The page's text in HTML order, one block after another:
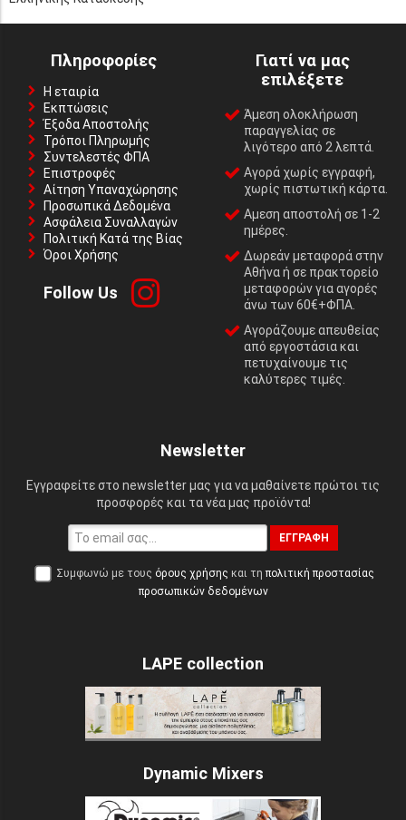
Πληροφορίες
Η εταιρία
Εκπτώσεις
Έξοδα Αποστολής
Τρόποι Πληρωμής
Συντελεστές ΦΠΑ
Επιστροφές
Αίτηση Υπαναχώρησης
Προσωπικά Δεδομένα
Ασφάλεια Συναλλαγών
Πολιτική Κατά της Βίας
Όροι Χρήσης
Follow Us
Γιατί να μας
επιλέξετε
Άμεση ολοκλήρωση
παραγγελίας σε
λιγότερο από 2 λεπτά.
Αγορά χωρίς εγγραφή,
χωρίς πιστωτική κάρτα.
Αμεση αποστολή σε 1-2
ημέρες.
Δωρεάν μεταφορά στην
Αθήνα ή σε πρακτορείο
μεταφορών για αγορές
άνω των 60€+ΦΠΑ.
Αγοράζουμε απευθείας
από εργοστάσια και
πετυχαίνουμε τις
καλύτερες τιμές.
Newsletter
Εγγραφείτε στο newsletter μας για να μαθαίνετε πρώτοι τις
προσφορές και τα νέα μας προϊόντα!
ΕΓΓΡΑΦΉ
Συμφωνώ με τους όρους χρήσης και τη πολιτική προστασίας
προσωπικών δεδομένων
LAPE collection
Dynamic Mixers